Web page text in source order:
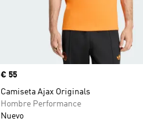
Precio
€ 55
Camiseta Ajax Originals
Hombre Performance
Nuevo